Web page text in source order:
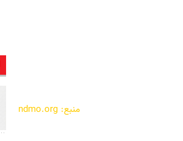
منبع: ndmo.org